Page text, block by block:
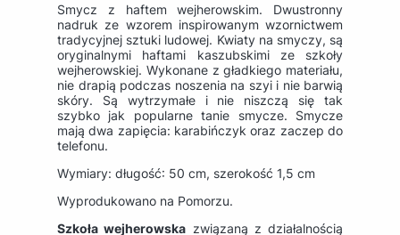
Smycz z haftem wejherowskim. Dwustronny
nadruk ze wzorem inspirowanym wzornictwem
tradycyjnej sztuki ludowej. Kwiaty na smyczy, są
oryginalnymi haftami kaszubskimi ze szkoły
wejherowskiej. Wykonane z gładkiego materiału,
nie drapią podczas noszenia na szyi i nie barwią
skóry. Są wytrzymałe i nie niszczą się tak
szybko jak popularne tanie smycze. Smycze
mają dwa zapięcia: karabińczyk oraz zaczep do
telefonu.
Wymiary: długość: 50 cm, szerokość 1,5 cm
Wyprodukowano na Pomorzu.
Szkoła wejherowska związaną z działalnością